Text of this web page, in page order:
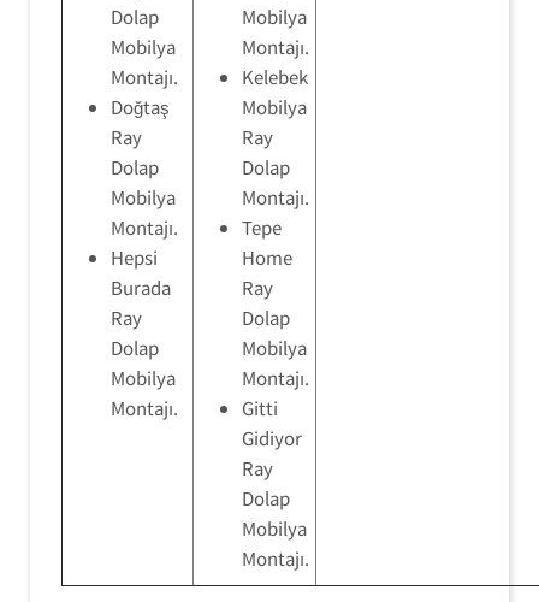
Dolap
Mobilya
Montajı.
Doğtaş
Ray
Dolap
Mobilya
Montajı.
Hepsi
Burada
Ray
Dolap
Mobilya
Montajı.
Mobilya
Montajı.
Kelebek
Mobilya
Ray
Dolap
Montajı.
Tepe
Home
Ray
Dolap
Mobilya
Montajı.
Gitti
Gidiyor
Ray
Dolap
Mobilya
Montajı.